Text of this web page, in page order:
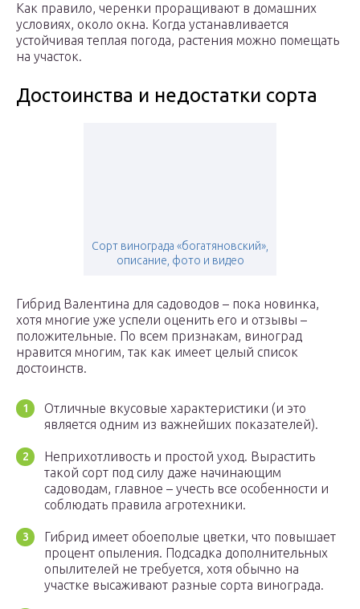
Как правило, черенки проращивают в домашних
условиях, около окна. Когда устанавливается
устойчивая теплая погода, растения можно помещать
на участок.
Достоинства и недостатки сорта
Сорт винограда «богатяновский»,
описание, фото и видео
Гибрид Валентина для садоводов – пока новинка,
хотя многие уже успели оценить его и отзывы –
положительные. По всем признакам, виноград
нравится многим, так как имеет целый список
достоинств.
Отличные вкусовые характеристики (и это
является одним из важнейших показателей).
Неприхотливость и простой уход. Вырастить
такой сорт под силу даже начинающим
садоводам, главное – учесть все особенности и
соблюдать правила агротехники.
Гибрид имеет обоеполые цветки, что повышает
процент опыления. Подсадка дополнительных
опылителей не требуется, хотя обычно на
участке высаживают разные сорта винограда.